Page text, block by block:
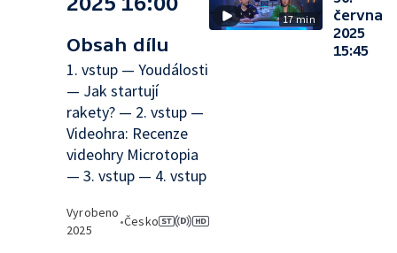
Obsah dílu
1. vstup — Youdálosti
— Jak startují
rakety? — 2. vstup —
Videohra: Recenze
videohry Microtopia
— 3. vstup — 4. vstup
Vyrobeno
2025
•Česko
17 min
června
2025
15:45